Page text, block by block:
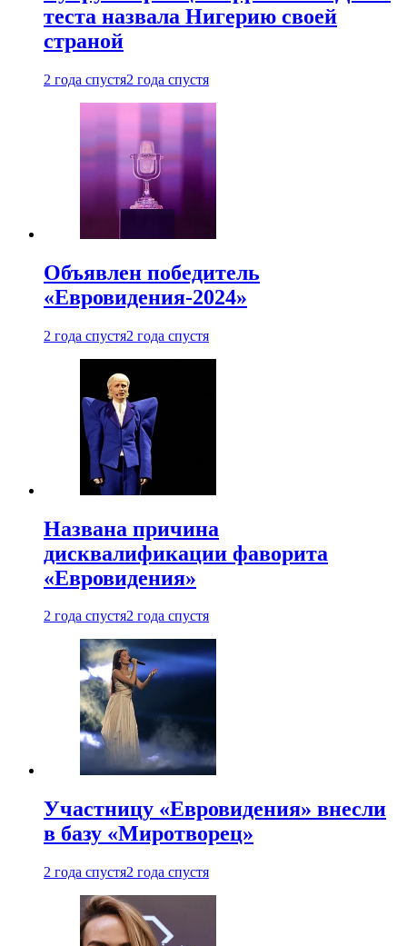
теста назвала Нигерию своей
страной
2 года спустя2 года спустя
Объявлен победитель
«Евровидения-2024»
2 года спустя2 года спустя
Названа причина
дисквалификации фаворита
«Евровидения»
2 года спустя2 года спустя
Участницу «Евровидения» внесли
в базу «Миротворец»
2 года спустя2 года спустя